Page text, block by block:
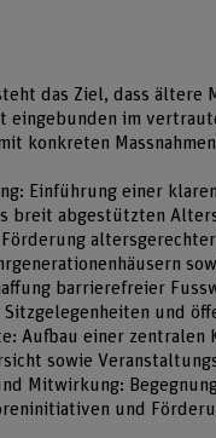
das Ziel, dass ältere
im
konkreten
Einführung einer
breit abgestützten
barrierefreier
Sitzgelegenheiten und
Aufbau einer
sowie
Mitwirkung:
und